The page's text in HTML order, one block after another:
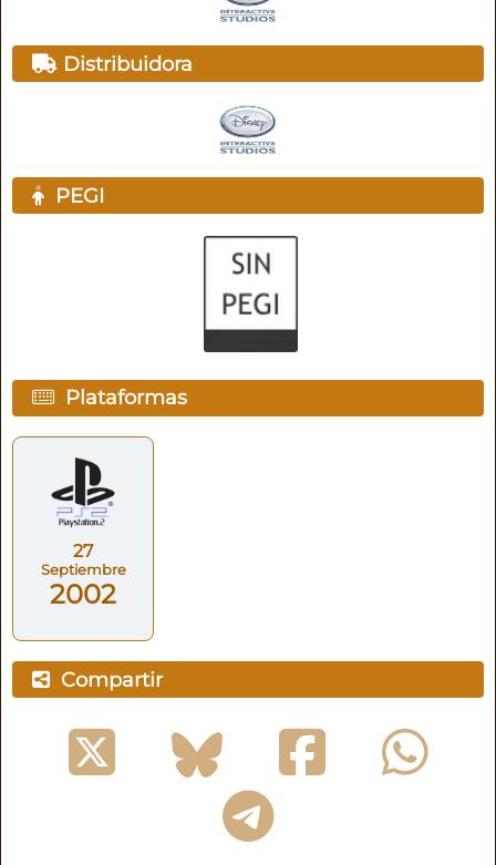
Distribuidora
PEGI
Plataformas
27
Septiembre
2002
Compartir